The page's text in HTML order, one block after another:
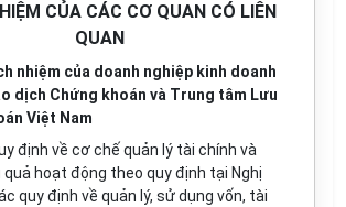
CỦA CÁC CƠ QUAN CÓ LIÊN
QUAN
nhiệm của doanh nghiệp kinh doanh
dịch Chứng khoán và Trung tâm Lưu
Việt Nam
định về cơ chế quản lý tài chính và
hoạt động theo quy định tại Nghị
quy định về quản lý, sử dụng vốn, tài